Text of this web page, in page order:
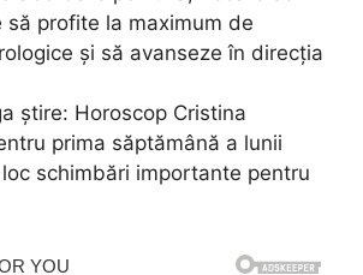
să profite la maximum de
și să avanseze în direcția
ştire: Horoscop Cristina
prima săptămână a lunii
schimbări importante pentru